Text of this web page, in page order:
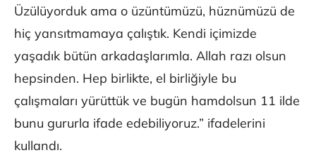
Üzülüyorduk ama o üzüntümüzü, hüznümüzü de
hiç yansıtmamaya çalıştık. Kendi içimizde
yaşadık bütün arkadaşlarımla. Allah razı olsun
hepsinden. Hep birlikte, el birliğiyle bu
çalışmaları yürüttük ve bugün hamdolsun 11 ilde
bunu gururla ifade edebiliyoruz.” ifadelerini
kullandı.